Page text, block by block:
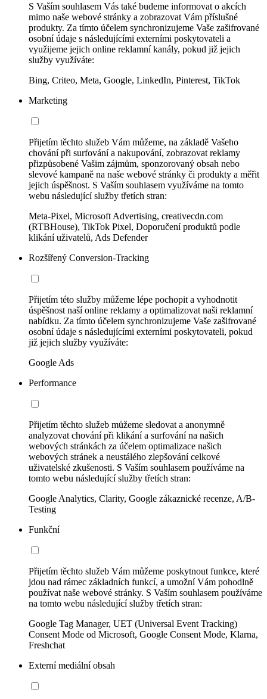
S Vaším souhlasem Vás také budeme informovat o akcích
mimo naše webové stránky a zobrazovat Vám příslušné
produkty. Za tímto účelem synchronizujeme Vaše zašifrované
osobní údaje s následujícími externími poskytovateli a
využijeme jejich online reklamní kanály, pokud již jejich
služby využíváte:
Bing, Criteo, Meta, Google, LinkedIn, Pinterest, TikTok
Marketing
Přijetím těchto služeb Vám můžeme, na základě Vašeho
chování při surfování a nakupování, zobrazovat reklamy
přizpůsobené Vašim zájmům, sponzorovaný obsah nebo
slevové kampaně na naše webové stránky či produkty a měřit
jejich úspěšnost. S Vaším souhlasem využíváme na tomto
webu následující služby třetích stran:
Meta-Pixel, Microsoft Advertising, creativecdn.com
(RTBHouse), TikTok Pixel, Doporučení produktů podle
klikání uživatelů, Ads Defender
Rozšířený Conversion-Tracking
Přijetím této služby můžeme lépe pochopit a vyhodnotit
úspěšnost naší online reklamy a optimalizovat naši reklamní
nabídku. Za tímto účelem synchronizujeme Vaše zašifrované
osobní údaje s následujícími externími poskytovateli, pokud
již jejich služby využíváte:
Google Ads
Performance
Přijetím těchto služeb můžeme sledovat a anonymně
analyzovat chování při klikání a surfování na našich
webových stránkách za účelem optimalizace našich
webových stránek a neustálého zlepšování celkové
uživatelské zkušenosti. S Vaším souhlasem používáme na
tomto webu následující služby třetích stran:
Google Analytics, Clarity, Google zákaznické recenze, A/B-
Testing
Funkční
Přijetím těchto služeb Vám můžeme poskytnout funkce, které
jdou nad rámec základních funkcí, a umožní Vám pohodlně
používat naše webové stránky. S Vaším souhlasem používáme
na tomto webu následující služby třetích stran:
Google Tag Manager, UET (Universal Event Tracking)
Consent Mode od Microsoft, Google Consent Mode, Klarna,
Freshchat
Externí mediální obsah